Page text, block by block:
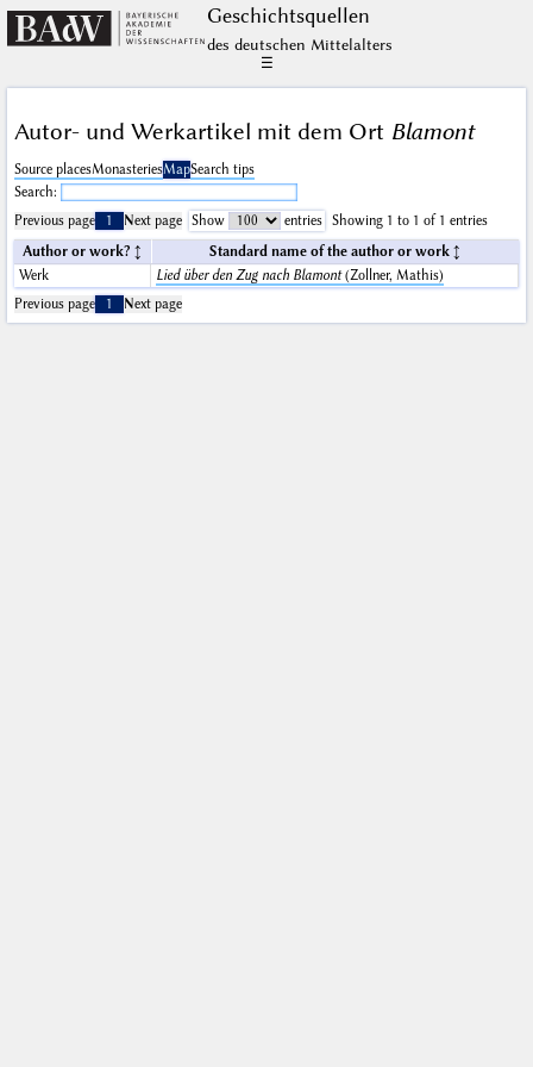
Geschichts­quellen
des deutschen Mittelalters
☰
Autor- und Werkartikel mit dem Ort Blamont
Source placesMonasteriesMapSearch tips
Search:
Previous page
1 Next page Show entries
Showing 1 to 1 of 1 entries
Author or work?
Standard name of the author or work
Werk
Lied über den Zug nach Blamont(Zollner, Mathis)
Previous page
1 Next page